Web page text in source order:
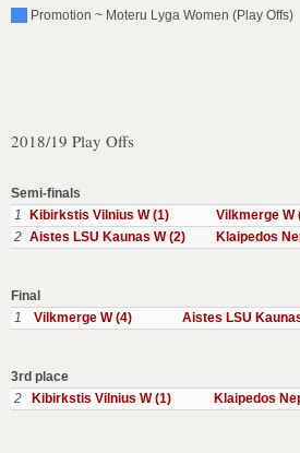
Promotion ~ Moteru Lyga Women (Play Offs)
2018/19 Play Offs
Semi-finals
1
Kibirkstis Vilnius W (1) Vilkmerge W
2 Aistes LSU Kaunas W (2) Klaipedos
Final
1
Vilkmerge W (4) Aistes LSU
3rd place
2
Kibirkstis Vilnius W (1) Klaipedos